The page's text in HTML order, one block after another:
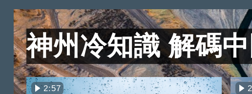
神州冷知識 解碼
2:57